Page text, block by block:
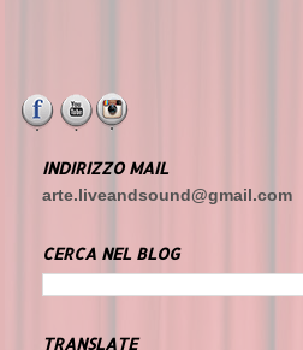
INDIRIZZO MAIL
arte.liveandsound@gmail.com
CERCA NEL BLOG
TRANSLATE